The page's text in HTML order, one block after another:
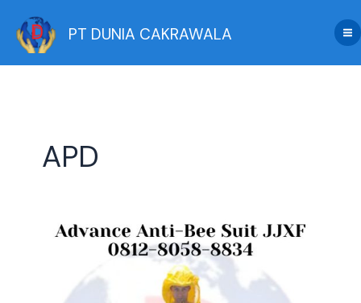
content
PT DUNIA CAKRAWALA
APD
Advance